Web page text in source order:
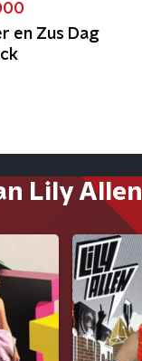
en Zus Dag
Lily Allen